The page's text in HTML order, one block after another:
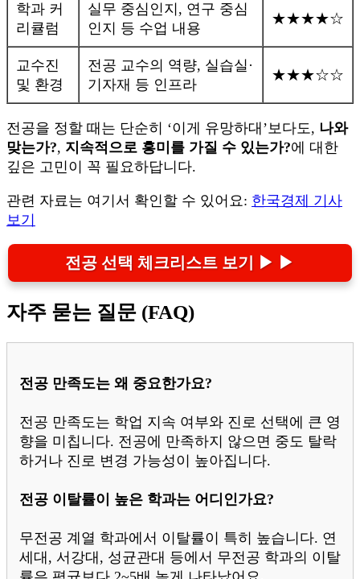
학과 커
리큘럼
실무 중심인지, 연구 중심
인지 등 수업 내용
★★★★☆
교수진
및 환경
전공 교수의 역량, 실습실·
기자재 등 인프라
★★★☆☆
전공을 정할 때는 단순히 ‘이게 유망하대’보다도, 나와
맞는가?, 지속적으로 흥미를 가질 수 있는가?에 대한
깊은 고민이 꼭 필요하답니다.
관련 자료는 여기서 확인할 수 있어요: 한국경제 기사
보기
전공 선택 체크리스트 보기 ▶ ▶
자주 묻는 질문 (FAQ)
전공 만족도는 왜 중요한가요?
전공 만족도는 학업 지속 여부와 진로 선택에 큰 영
향을 미칩니다. 전공에 만족하지 않으면 중도 탈락
하거나 진로 변경 가능성이 높아집니다.
전공 이탈률이 높은 학과는 어디인가요?
무전공 계열 학과에서 이탈률이 특히 높습니다. 연
세대, 서강대, 성균관대 등에서 무전공 학과의 이탈